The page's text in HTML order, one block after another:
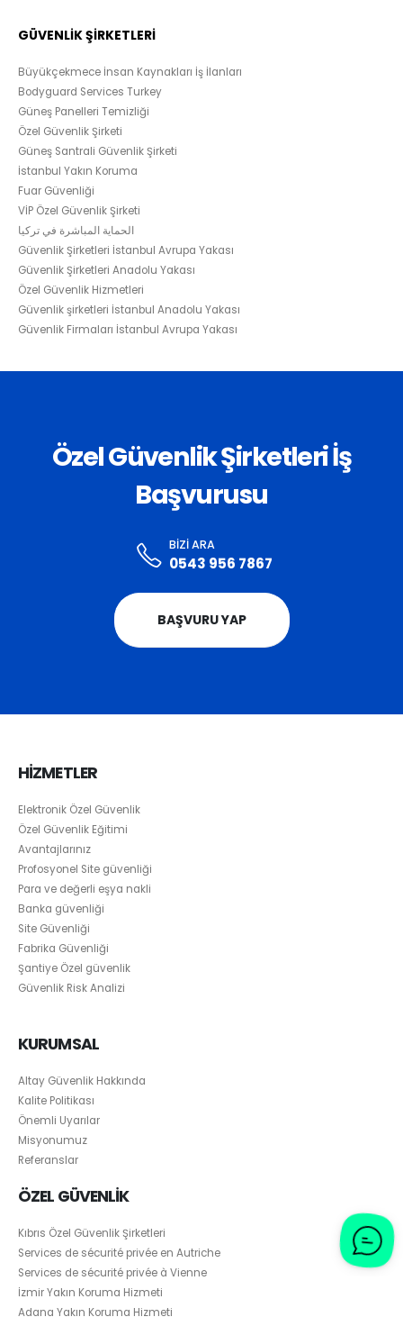
GÜVENLİK ŞİRKETLERİ
Büyükçekmece İnsan Kaynakları İş İlanları
Bodyguard Services Turkey
Güneş Panelleri Temizliği
Özel Güvenlik Şirketi
Güneş Santrali Güvenlik Şirketi
İstanbul Yakın Koruma
Fuar Güvenliği
VİP Özel Güvenlik Şirketi
الحماية المباشرة في تركيا
Güvenlik Şirketleri İstanbul Avrupa Yakası
Güvenlik Şirketleri Anadolu Yakası
Özel Güvenlik Hizmetleri
Güvenlik şirketleri İstanbul Anadolu Yakası
Güvenlik Firmaları İstanbul Avrupa Yakası
Özel Güvenlik Şirketleri İş
Başvurusu
BIZI ARA
0543 956 7867
BAŞVURU YAP
HİZMETLER
Elektronik Özel Güvenlik
Özel Güvenlik Eğitimi
Avantajlarınız
Profosyonel Site güvenliği
Para ve değerli eşya nakli
Banka güvenliği
Site Güvenliği
Fabrika Güvenliği
Şantiye Özel güvenlik
Güvenlik Risk Analizi
KURUMSAL
Altay Güvenlik Hakkında
Kalite Politikası
Önemli Uyarılar
Misyonumuz
Referanslar
ÖZEL GÜVENLİK
Kıbrıs Özel Güvenlik Şirketleri
Services de sécurité privée en Autriche
Services de sécurité privée à Vienne
İzmir Yakın Koruma Hizmeti
Adana Yakın Koruma Hizmeti